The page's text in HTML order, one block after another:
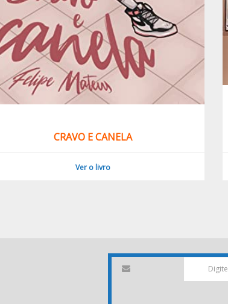
CRAVO E CANELA
Ver o livro